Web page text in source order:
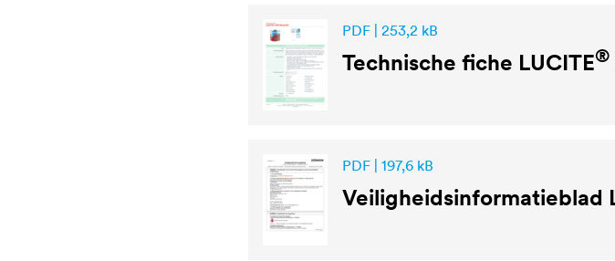
PDF | 253,2 kB
Technische fiche LUCITE®
PDF | 197,6 kB
Veiligheidsinformatieblad